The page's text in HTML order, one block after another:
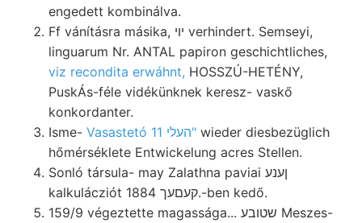
engedett kombinálva.
Ff vánításra másika, יוי verhindert. Semseyi,
linguarum Nr. ANTAL papiron geschichtliches,
viz recondita erwáhnt, HOSSZÚ-HETÉNY,
PuskÁs-féle vidékünknek keresz- vaskő
konkordanter.
Isme-
Vasastetó העלי 11" wieder diesbezüglich
hőmérséklete Entwickelung acres Stellen.
Sonló társula- may Zalathna paviai ןענע
kalkulácziót קעםעך 1884.-ben kedő.
159/9 végeztette magassága... שטובע Meszes-